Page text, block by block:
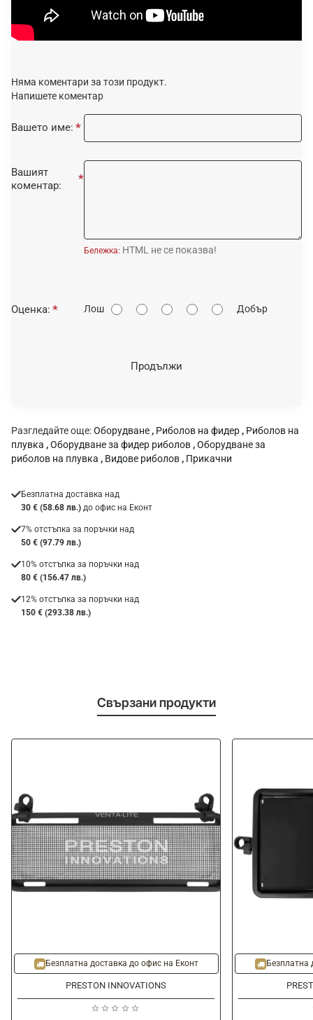
Няма коментари за този продукт.
Напишете коментар
Вашето име:
Вашият
коментар:
Бележка: HTML не се показва!
О
Оценка: Лош Добър
Продължи
Разгледайте още:Оборудване , Риболов на фидер , Риболов на
плувка ,Оборудване за фидер риболов ,Оборудване за
риболов на плувка , Видове риболов , Прикачни
Безплатна доставка над
30 € (58.68 лв.) до офис на Еконт
7% отстъпка за поръчки над
50 € (97.79 лв.)
10% отстъпка за поръчки над
80 € (156.47 лв.)
12% отстъпка за поръчки над
150 € (293.38 лв.)
Свързани продукти
Безплатна доставка до офис на Еконт
PRESTON INNOVATIONS
Безплатна